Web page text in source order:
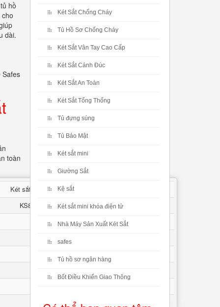
hồ
dài.
Safes
toàn
Két sắt KS80D Brown-Series E SILVER VIETNAM
KS80D Brown - Series E SILVER VIETNAM
70kg ± 10Kg
Cao 540 * Rộng 365 * Sâu 450 mm
Cao 340 * Rộng 280 * Sâu 275 mm
1000-1200độ C
Két Sắt Chống Cháy
Tủ Hồ Sơ Chống Cháy
Két Sắt Vân Tay Cao Cấp
Két Sắt Cánh Đúc
Két Sắt An Toàn
Két Sắt Tổng Thống
Tủ đựng súng
Tủ Bảo Mật
Két sắt mini
Giường Sắt
Kệ sắt
Két sắt mini khóa điện tử
Nhà Máy Sản Xuất Két Sắt
safes
Tủ hồ sơ ngân hàng
Bốt Điều Khiển Giao Thông